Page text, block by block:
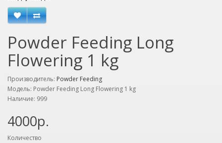
Powder Feeding Long
Flowering 1 kg
Производитель: Powder Feeding
Модель: Powder Feeding Long Flowering 1 kg
Наличие: 999
4000р.
Количество